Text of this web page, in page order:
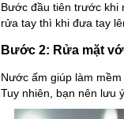
Bước đầu tiên trước khi
rửa tay thì khi đưa tay
Bước 2: Rửa mặt
Nước ấm giúp làm
Tuy nhiên, bạn nên lưu